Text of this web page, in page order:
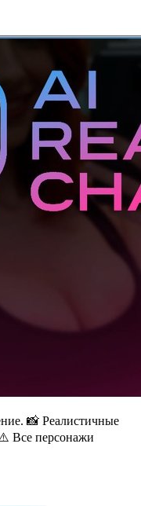
📸 Реалистичные
Все персонажи